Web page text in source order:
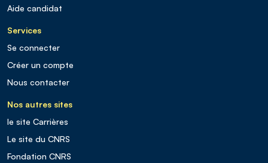
Aide candidat
Services
Se connecter
Créer un compte
Nous contacter
Nos autres sites
le site Carrières
Le site du CNRS
Fondation CNRS